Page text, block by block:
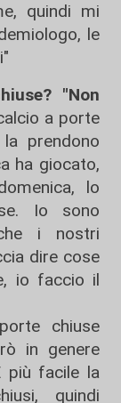
quindi mi
le
"Non
a porte
prendono
ha giocato,
lo
Io sono
i nostri
dire cose
io faccio il
chiuse
in genere
più facile la
quindi